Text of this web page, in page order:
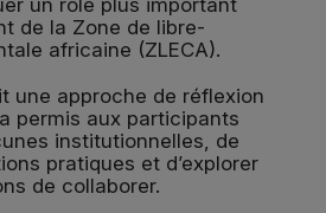
un rôle plus important
de la Zone de libre-
africaine (ZLECA).
une approche de réflexion
permis aux participants
institutionnelles, de
pratiques et d’explorer
de collaborer.